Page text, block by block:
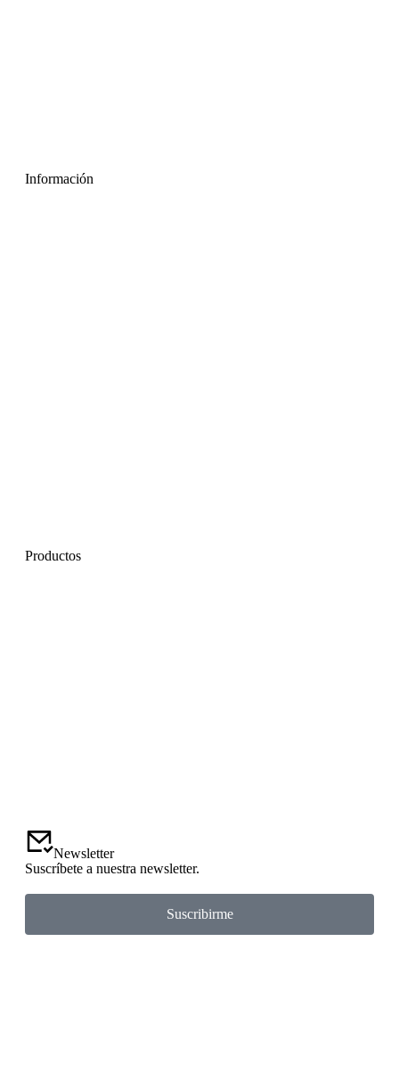
Información
Productos
Newsletter
Suscríbete a nuestra newsletter.
Suscribirme